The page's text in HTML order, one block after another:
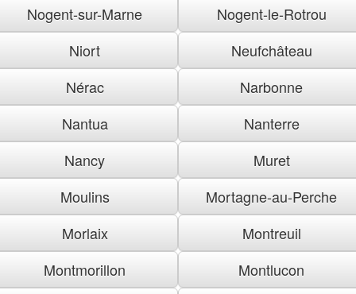
Nogent-sur-Marne
Nogent-le-Rotrou
Niort
Neufchâteau
Nérac
Narbonne
Nantua
Nanterre
Nancy
Muret
Moulins
Mortagne-au-Perche
Morlaix
Montreuil
Montmorillon
Montlucon